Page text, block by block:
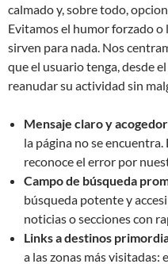
calmado y, sobre todo,
Evitamos el humor forzado o
sirven para nada. Nos
que el usuario tenga, desde
reanudar su actividad sin
Mensaje claro y
la página no se
reconoce el error por
Campo de búsqueda
búsqueda potente y
noticias o secciones con
Links a destinos
a las zonas más visitadas: